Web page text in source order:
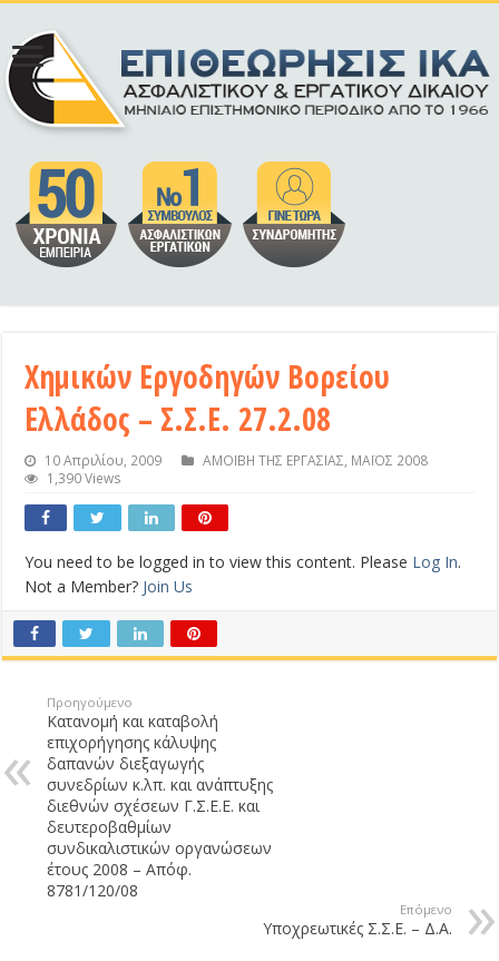
Χημικών Εργοδηγών Βορείου
Ελλάδος – Σ.Σ.Ε. 27.2.08
10 Απριλίου, 2009 ΑΜΟΙΒΗ ΤΗΣ ΕΡΓΑΣΙΑΣ, ΜΑΪΟΣ 2008
1,390 Views
You need to be logged in to view this content. Please Log In.
Not a Member? Join Us
Προηγούμενο
Κατανομή και καταβολή
επιχορήγησης κάλυψης
δαπανών διεξαγωγής
συνεδρίων κ.λπ. και ανάπτυξης
διεθνών σχέσεων Γ.Σ.Ε.Ε. και
δευτεροβαθμίων
συνδικαλιστικών οργανώσεων
έτους 2008 – Απόφ.
8781/120/08
Επόμενο
Υποχρεωτικές Σ.Σ.Ε. – Δ.Α.